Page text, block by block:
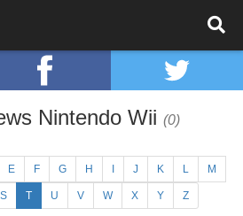
Nintendo Wii (0)
E F G H J K L M
S T U V W X Y Z